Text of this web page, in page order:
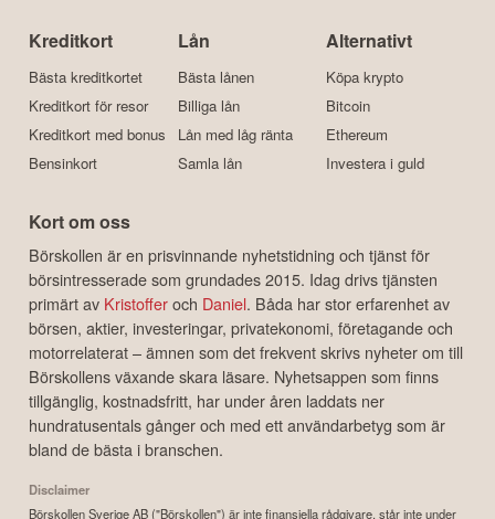
Kreditkort
Bästa kreditkortet
Kreditkort för resor
Kreditkort med bonus
Bensinkort
Lån
Bästa lånen
Billiga lån
Lån med låg ränta
Samla lån
Alternativt
Köpa krypto
Bitcoin
Ethereum
Investera i guld
Kort om oss
Börskollen är en prisvinnande nyhetstidning och tjänst för
börsintresserade som grundades 2015. Idag drivs tjänsten
primärt av Kristofferoch Daniel. Båda har stor erfarenhet av
börsen, aktier, investeringar, privatekonomi, företagande och
motorrelaterat – ämnen som det frekvent skrivs nyheter om till
Börskollens växande skara läsare. Nyhetsappen som finns
tillgänglig, kostnadsfritt, har under åren laddats ner
hundratusentals gånger och med ett användarbetyg som är
bland de bästa i branschen.
Disclaimer
Börskollen Sverige AB ("Börskollen") är inte finansiella rådgivare, står inte under